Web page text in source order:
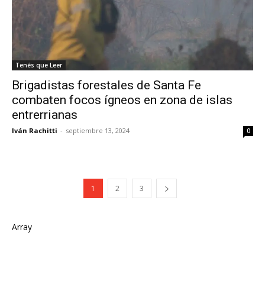
Tenés que Leer
Brigadistas forestales de Santa Fe
combaten focos ígneos en zona de islas
entrerrianas
Iván Rachitti - septiembre 13, 2024 0
1 2 3
Array